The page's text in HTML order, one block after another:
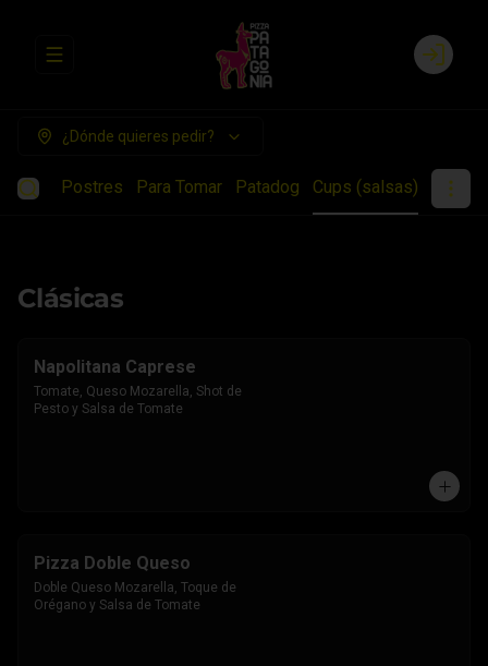
Abrir menu de navegación Login
¿Dónde quieres pedir?
Postres Para Tomar Patadog Cups (salsas)
Clásicas
Napolitana Caprese
Tomate, Queso Mozarella, Shot de
Pesto y Salsa de Tomate
Pizza Doble Queso
Doble Queso Mozarella, Toque de
Orégano y Salsa de Tomate